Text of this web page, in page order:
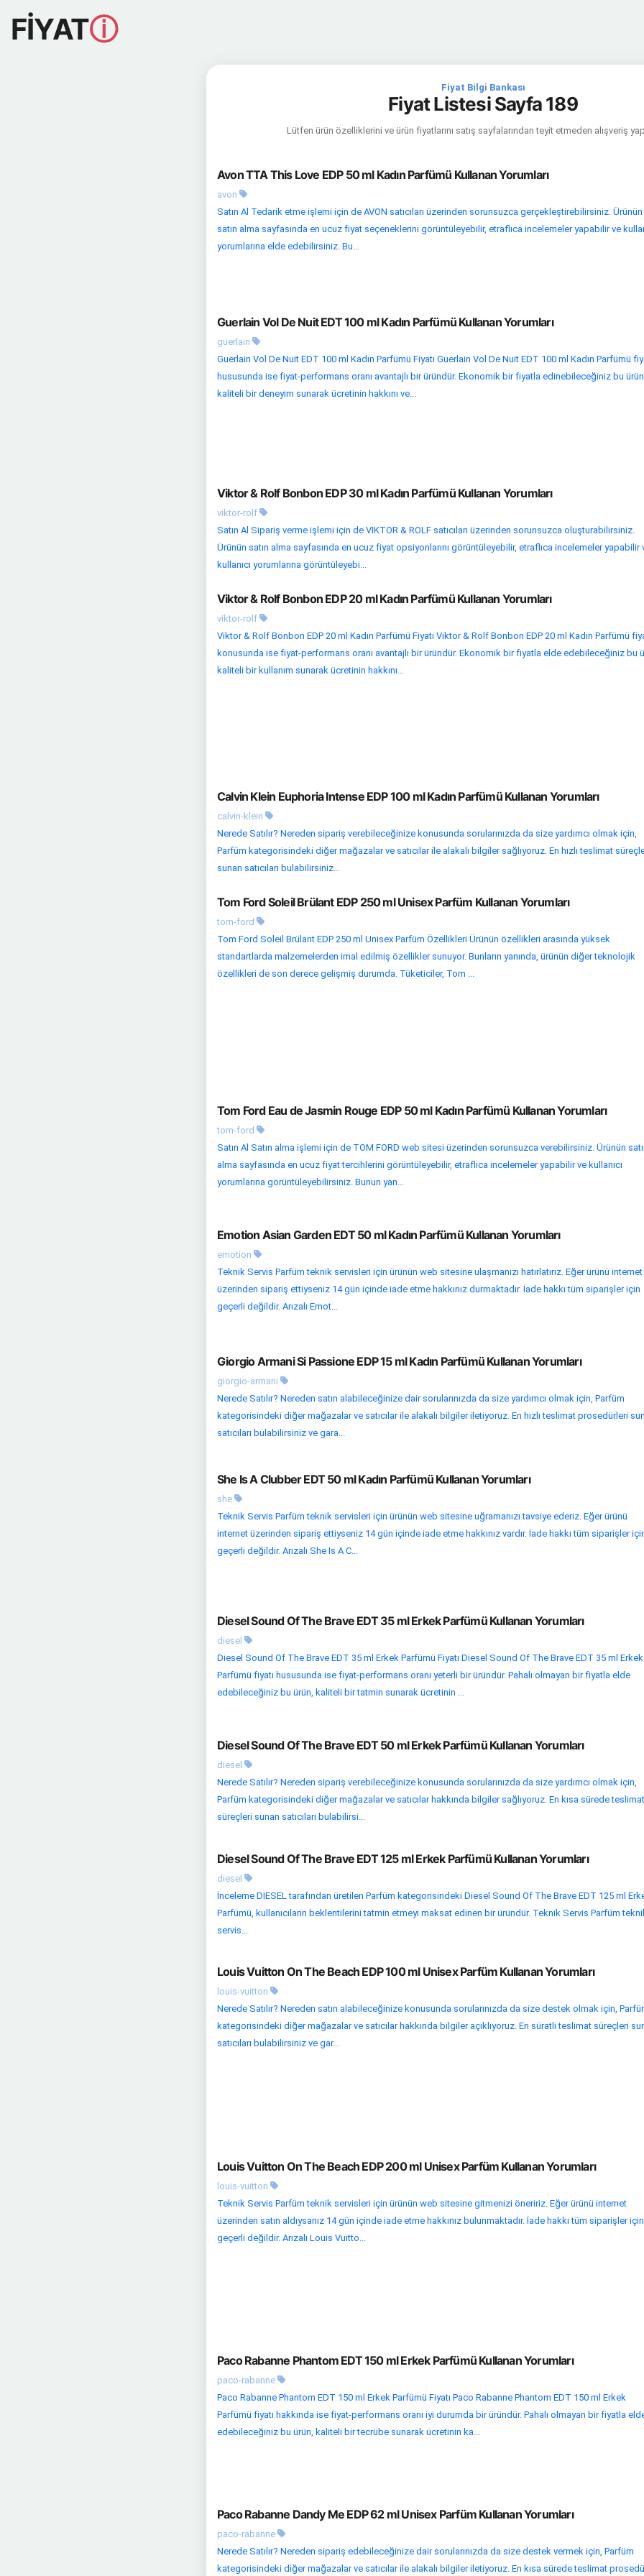
FİYATⓘ
Fiyat Bilgi Bankası
Fiyat Listesi Sayfa 189
Lütfen ürün özelliklerini ve ürün fiyatlarını satış sayfalarından teyit etmeden alışveriş
Avon TTA This Love EDP 50 ml Kadın Parfümü Kullanan Yorumları
avon
Satın Al Tedarik etme işlemi için de AVON satıcıları üzerinden sorunsuzca gerçekleştirebilirsiniz. Ürünün
satın alma sayfasında en ucuz fiyat seçeneklerini görüntüleyebilir, etraflıca incelemeler yapabilir ve
yorumlarına elde edebilirsiniz. Bu...
Guerlain Vol De Nuit EDT 100 ml Kadın Parfümü Kullanan Yorumları
guerlain
Guerlain Vol De Nuit EDT 100 ml Kadın Parfümü Fiyatı Guerlain Vol De Nuit EDT 100 ml Kadın Parfümü
hususunda ise fiyat-performans oranı avantajlı bir üründür. Ekonomik bir fiyatla edinebileceğiniz bu
kaliteli bir deneyim sunarak ücretinin hakkını ve...
Viktor & Rolf Bonbon EDP 30 ml Kadın Parfümü Kullanan Yorumları
viktor-rolf
Satın Al Sipariş verme işlemi için de VIKTOR & ROLF satıcıları üzerinden sorunsuzca oluşturabilirsiniz.
Ürünün satın alma sayfasında en ucuz fiyat opsiyonlarını görüntüleyebilir, etraflıca incelemeler yapabilir
kullanıcı yorumlarına görüntüleyebi...
Viktor & Rolf Bonbon EDP 20 ml Kadın Parfümü Kullanan Yorumları
viktor-rolf
Viktor & Rolf Bonbon EDP 20 ml Kadın Parfümü Fiyatı Viktor & Rolf Bonbon EDP 20 ml Kadın Parfümü
konusunda ise fiyat-performans oranı avantajlı bir üründür. Ekonomik bir fiyatla elde edebileceğiniz bu
kaliteli bir kullanım sunarak ücretinin hakkını...
Calvin Klein Euphoria Intense EDP 100 ml Kadın Parfümü Kullanan Yorumları
calvin-klein
Nerede Satılır? Nereden sipariş verebileceğinize konusunda sorularınızda da size yardımcı olmak için,
Parfüm kategorisindeki diğer mağazalar ve satıcılar ile alakalı bilgiler sağlıyoruz. En hızlı teslimat
sunan satıcıları bulabilirsiniz...
Tom Ford Soleil Brülant EDP 250 ml Unisex Parfüm Kullanan Yorumları
tom-ford
Tom Ford Soleil Brülant EDP 250 ml Unisex Parfüm Özellikleri Ürünün özellikleri arasında yüksek
standartlarda malzemelerden imal edilmiş özellikler sunuyor. Bunların yanında, ürünün diğer teknolojik
özellikleri de son derece gelişmiş durumda. Tüketiciler, Tom ...
Tom Ford Eau de Jasmin Rouge EDP 50 ml Kadın Parfümü Kullanan Yorumları
tom-ford
Satın Al Satın alma işlemi için de TOM FORD web sitesi üzerinden sorunsuzca verebilirsiniz. Ürünün
alma sayfasında en ucuz fiyat tercihlerini görüntüleyebilir, etraflıca incelemeler yapabilir ve kullanıcı
yorumlarına görüntüleyebilirsiniz. Bunun yan...
Emotion Asian Garden EDT 50 ml Kadın Parfümü Kullanan Yorumları
emotion
Teknik Servis Parfüm teknik servisleri için ürünün web sitesine ulaşmanızı hatırlatırız. Eğer ürünü internet
üzerinden sipariş ettiyseniz 14 gün içinde iade etme hakkınız durmaktadır. İade hakkı tüm siparişler için
geçerli değildir. Arızalı Emot...
Giorgio Armani Si Passione EDP 15 ml Kadın Parfümü Kullanan Yorumları
giorgio-armani
Nerede Satılır? Nereden satın alabileceğinize dair sorularınızda da size yardımcı olmak için, Parfüm
kategorisindeki diğer mağazalar ve satıcılar ile alakalı bilgiler iletiyoruz. En hızlı teslimat prosedürleri
satıcıları bulabilirsiniz ve gara...
She Is A Clubber EDT 50 ml Kadın Parfümü Kullanan Yorumları
she
Teknik Servis Parfüm teknik servisleri için ürünün web sitesine uğramanızı tavsiye ederiz. Eğer ürünü
internet üzerinden sipariş ettiyseniz 14 gün içinde iade etme hakkınız vardır. İade hakkı tüm siparişler
geçerli değildir. Arızalı She Is A C...
Diesel Sound Of The Brave EDT 35 ml Erkek Parfümü Kullanan Yorumları
diesel
Diesel Sound Of The Brave EDT 35 ml Erkek Parfümü Fiyatı Diesel Sound Of The Brave EDT 35 ml Erkek
Parfümü fiyatı hususunda ise fiyat-performans oranı yeterli bir üründür. Pahalı olmayan bir fiyatla elde
edebileceğiniz bu ürün, kaliteli bir tatmin sunarak ücretinin ...
Diesel Sound Of The Brave EDT 50 ml Erkek Parfümü Kullanan Yorumları
diesel
Nerede Satılır? Nereden sipariş verebileceğinize konusunda sorularınızda da size yardımcı olmak için,
Parfüm kategorisindeki diğer mağazalar ve satıcılar hakkında bilgiler sağlıyoruz. En kısa sürede teslimat
süreçleri sunan satıcıları bulabilirsi...
Diesel Sound Of The Brave EDT 125 ml Erkek Parfümü Kullanan Yorumları
diesel
İnceleme DIESEL tarafından üretilen Parfüm kategorisindeki Diesel Sound Of The Brave EDT 125 ml
Parfümü, kullanıcıların beklentilerini tatmin etmeyi maksat edinen bir üründür. Teknik Servis Parfüm
servis...
Louis Vuitton On The Beach EDP 100 ml Unisex Parfüm Kullanan Yorumları
louis-vuitton
Nerede Satılır? Nereden satın alabileceğinize konusunda sorularınızda da size destek olmak için,
kategorisindeki diğer mağazalar ve satıcılar hakkında bilgiler açıklıyoruz. En süratli teslimat süreçleri
satıcıları bulabilirsiniz ve gar...
Louis Vuitton On The Beach EDP 200 ml Unisex Parfüm Kullanan Yorumları
louis-vuitton
Teknik Servis Parfüm teknik servisleri için ürünün web sitesine gitmenizi öneririz. Eğer ürünü internet
üzerinden satın aldıysanız 14 gün içinde iade etme hakkınız bulunmaktadır. İade hakkı tüm siparişler için
geçerli değildir. Arızalı Louis Vuitto...
Paco Rabanne Phantom EDT 150 ml Erkek Parfümü Kullanan Yorumları
paco-rabanne
Paco Rabanne Phantom EDT 150 ml Erkek Parfümü Fiyatı Paco Rabanne Phantom EDT 150 ml Erkek
Parfümü fiyatı hakkında ise fiyat-performans oranı iyi durumda bir üründür. Pahalı olmayan bir fiyatla
edebileceğiniz bu ürün, kaliteli bir tecrübe sunarak ücretinin ka...
Paco Rabanne Dandy Me EDP 62 ml Unisex Parfüm Kullanan Yorumları
paco-rabanne
Nerede Satılır? Nereden sipariş edebileceğinize dair sorularınızda da size destek vermek için, Parfüm
kategorisindeki diğer mağazalar ve satıcılar ile alakalı bilgiler iletiyoruz. En kısa sürede teslimat